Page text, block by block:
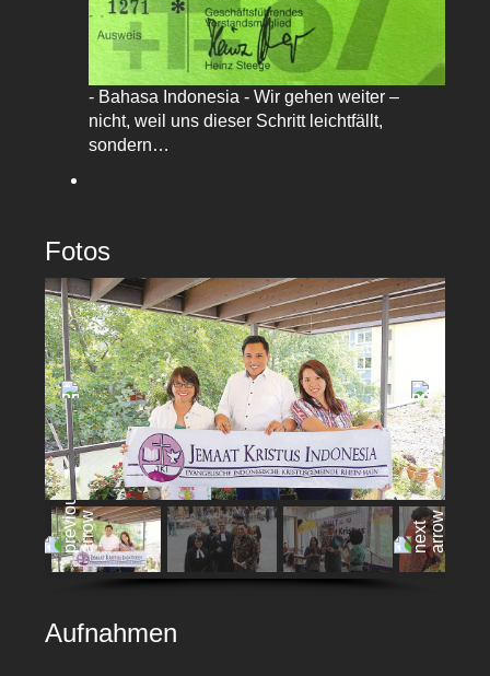
- Bahasa Indonesia - Wir gehen weiter –
nicht, weil uns dieser Schritt leichtfällt,
sondern…
Fotos
Aufnahmen